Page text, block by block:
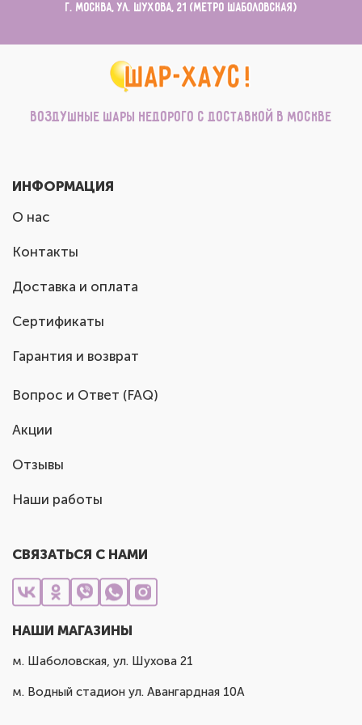
г. Москва, ул. Шухова, 21 (метро Шаболовская)
Воздушные шары недорого с доставкой в Москве
ИНФОРМАЦИЯ
О нас
Контакты
Доставка и оплата
Сертификаты
Гарантия и возврат
Вопрос и Ответ (FAQ)
Акции
Отзывы
Наши работы
СВЯЗАТЬСЯ С НАМИ
НАШИ МАГАЗИНЫ
м. Шаболовская, ул. Шухова 21
м. Водный стадион ул. Авангардная 10А